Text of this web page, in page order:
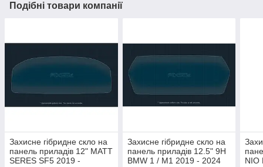
Подібні товари компанії
Захисне гібридне скло на
панель приладів 12" MATT
SERES SF5 2019 -
Захисне гібридне скло на
панель приладів 12.5" 9H
BMW 1 / M1 2019 - 2024
NIO